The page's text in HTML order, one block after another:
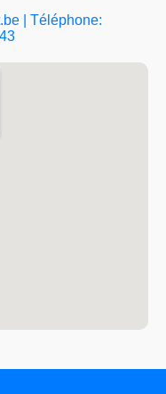
| Téléphone: